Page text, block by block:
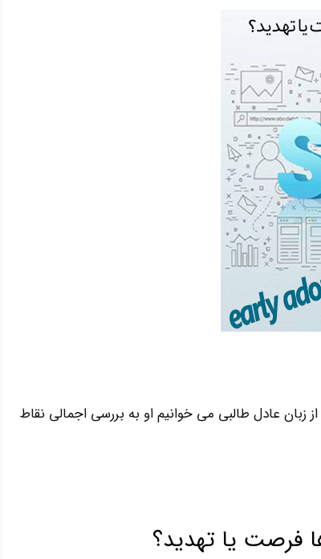
زبان عادل طالبی می خوانیم او به بررسی اجمالی نقاط
فرصت یا تهدید؟